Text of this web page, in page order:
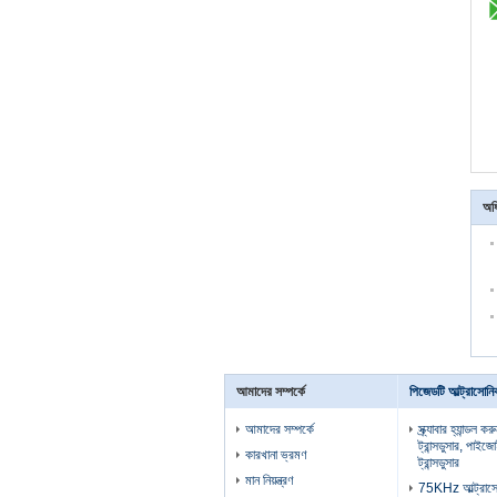
আমাদের সম্পর্কে
আমাদের সম্পর্কে
কারখানা ভ্রমণ
মান নিয়ন্ত্রণ
পিজেডটি
স্ক্র্যাবার হ্যান্ডল
ট্রান্সডুসার,
ট্রান্সডুসার
75KHz